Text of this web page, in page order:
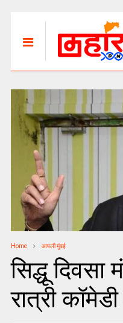
Home आपली मुंबई
सिद्धू दिवसा
रात्री